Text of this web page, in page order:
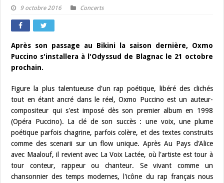
9 octobre 2016 Concerts
Après son passage au Bikini la saison dernière, Oxmo
Puccino s'installera à l'Odyssud de Blagnac le 21 octobre
prochain.
Figure la plus talentueuse d'un rap poétique, libéré des clichés
tout en étant ancré dans le réel, Oxmo Puccino est un auteur-
compositeur qui s'est imposé dès son premier album en 1998
(Opéra Puccino). La clé de son succès : une voix, une plume
poétique parfois chagrine, parfois colère, et des textes construits
comme des scenarii sur un flow unique. Après Au Pays d'Alice
avec Maalouf, il revient avec La Voix Lactée, où l'artiste est tour à
tour conteur, rappeur ou chanteur. Se vivant comme un
chansonnier des temps modernes, l'icône du rap français nous